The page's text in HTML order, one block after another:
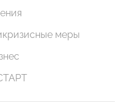
меры